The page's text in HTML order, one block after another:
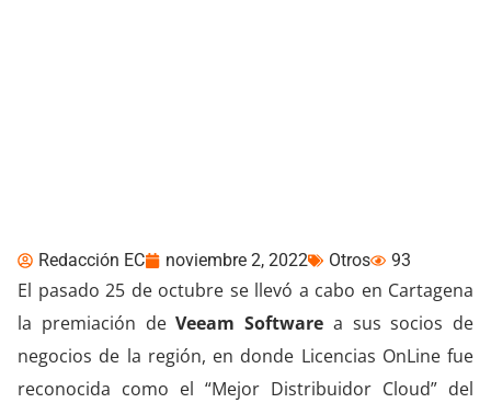
Redacción EC noviembre 2, 2022 Otros 93
El pasado 25 de octubre se llevó a cabo en Cartagena
la premiación deVeeam Software a sus socios de
negocios de la región, en donde Licencias OnLine fue
reconocida como el “Mejor Distribuidor Cloud” del